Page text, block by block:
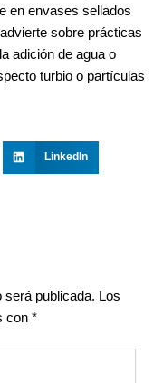
en envases sellados
sobre prácticas
adición de agua o
turbio o partículas
LinkedIn
será publicada. Los
con *